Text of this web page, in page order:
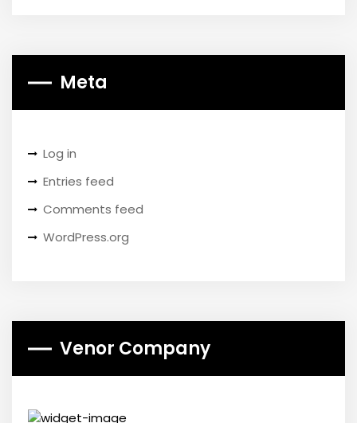
Meta
Log in
Entries feed
Comments feed
WordPress.org
Venor Company